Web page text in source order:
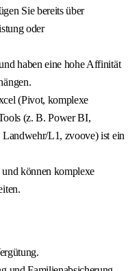
Sie bereits über
oder
haben eine hohe Affinität
(Pivot, komplexe
(z. B. Power BI,
L1, zvoove) ist ein
und können komplexe